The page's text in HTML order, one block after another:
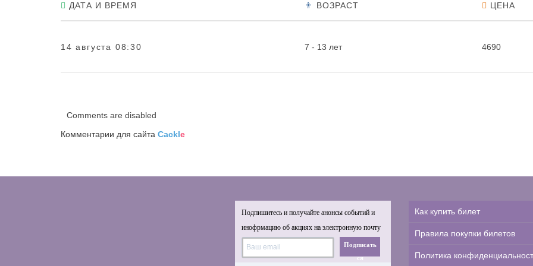
ДАТА И ВРЕМЯ ВОЗРАСТ ЦЕНА
14 августа 08:30 7 - 13 лет 4690
Comments are disabled
Комментарии для сайта Cackle
Подпишитесь и получайте анонсы событий и
инофрмацию об акциях на электронную почту
Подписать
ся
Как купить билет
Правила покупки билетов
Политика